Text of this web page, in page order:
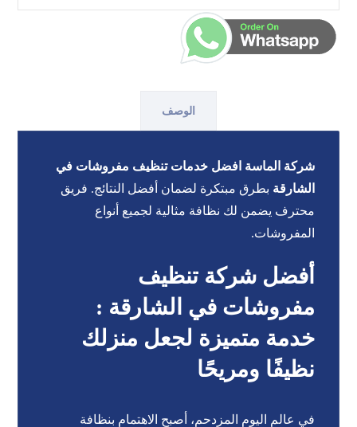
الوصف
شركة الماسة افضل خدمات تنظيف مفروشات في
الشارقة بطرق مبتكرة لضمان أفضل النتائج. فريق
محترف يضمن لك نظافة مثالية لجميع أنواع
المفروشات.
أفضل شركة تنظيف
مفروشات في الشارقة :
خدمة متميزة لجعل منزلك
نظيفًا ومريحًا
في عالم اليوم المزدحم، أصبح الاهتمام بنظافة